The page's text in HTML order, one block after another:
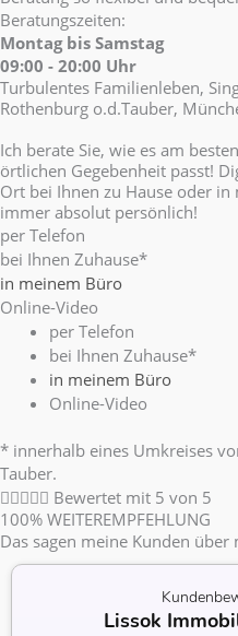
Beratungszeiten:
Montag bis Samstag
09:00 - 20:00 Uhr
Turbulentes Familienleben,
Rothenburg o.d.Tauber,
Ich berate Sie, wie es am
örtlichen Gegebenheit passt!
Ort bei Ihnen zu Hause oder
immer absolut persönlich!
per Telefon
bei Ihnen Zuhause*
in meinem Büro
Online-Video
per Telefon
bei Ihnen Zuhause*
in meinem Büro
Online-Video
* innerhalb eines Umkreises
Tauber.
 Bewertet mit 5 von 5
100% WEITEREMPFEHLUNG
Das sagen meine Kunden über
Lissok